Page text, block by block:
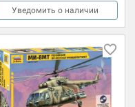
Уведомить о наличии